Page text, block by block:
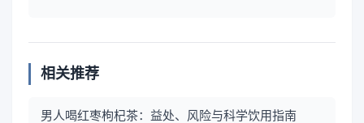
相关推荐
男人喝红枣枸杞茶：益处、风险与科学饮用指南